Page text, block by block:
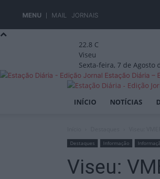
MENU MAIL JORNAIS
22.8 C
Viseu
Sexta-feira, 7 de Agosto
Estação Diária –
INÍCIO NOTÍCIAS
Destaques Informação
Viseu: